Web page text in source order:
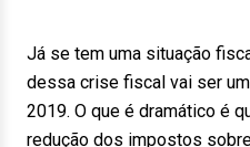
Já se tem uma situação
dessa crise fiscal vai ser
2019. O que é dramático é
redução dos impostos